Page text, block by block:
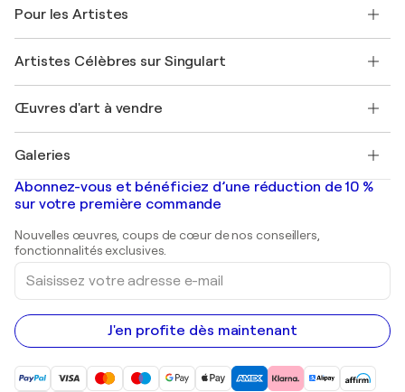
Offrir une carte cadeau
Rejoignez notre programme commercial
Mon compte
+33 1 76 44 06 42
FAQ
Magazine Singulart
Emplois
Découvrez une sélection d'art original
Pour les Artistes
Se connecter en tant qu'Artiste
Artistes Célèbres sur Singulart
Marc Chagall
Banksy
Mr. Brainwash
Shepard Fairey
Œuvres d'art à vendre
Tableaux abstraits à vendre
Peintures de paysage
Estampes
Peintures acryliques
Galeries
Galeries d'art en France
Galeries d'art en Belgique
Abonnez-vous et bénéficiez d’une réduction de 10 %
sur votre première commande
Nouvelles œuvres, coups de cœur de nos conseillers,
fonctionnalités exclusives.
Saisissez
votre
adresse
e-
mail
J'en profite dès maintenant